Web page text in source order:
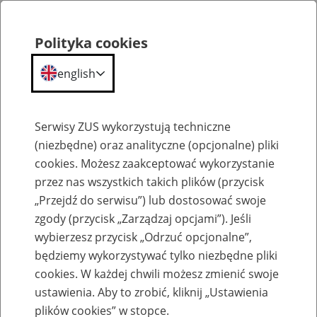
Szkolenia
Zaproś ZUS do siebie: Aktywni 50+
Polityka cookies
english
Serwisy ZUS wykorzystują techniczne
(niezbędne) oraz analityczne (opcjonalne) pliki
cookies. Możesz zaakceptować wykorzystanie
przez nas wszystkich takich plików (przycisk
„Przejdź do serwisu”) lub dostosować swoje
zgody (przycisk „Zarządzaj opcjami”). Jeśli
wybierzesz przycisk „Odrzuć opcjonalne”,
będziemy wykorzystywać tylko niezbędne pliki
cookies. W każdej chwili możesz zmienić swoje
ustawienia. Aby to zrobić, kliknij „Ustawienia
plików cookies” w stopce.